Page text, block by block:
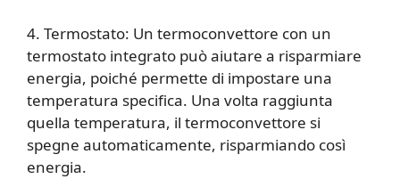
4. Termostato: Un termoconvettore con un
termostato integrato può aiutare a risparmiare
energia, poiché permette di impostare una
temperatura specifica. Una volta raggiunta
quella temperatura, il termoconvettore si
spegne automaticamente, risparmiando così
energia.